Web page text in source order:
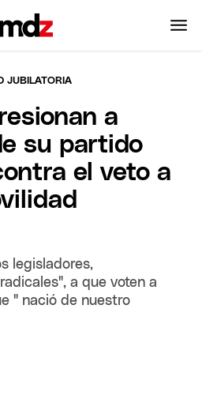
JUBILATORIA
a
su partido
el veto a
legisladores,
a que voten a
" nació de nuestro